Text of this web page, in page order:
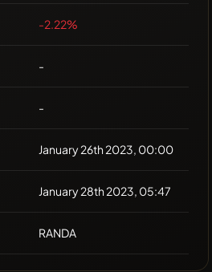
-2.22%
-
-
January 26th 2023, 00:00
January 28th 2023, 05:47
RANDA